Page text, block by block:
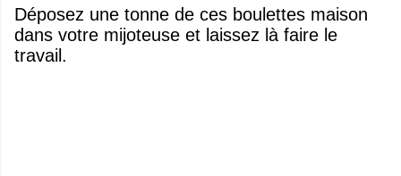
Déposez une tonne de ces boulettes maison
dans votre mijoteuse et laissez là faire le
travail.